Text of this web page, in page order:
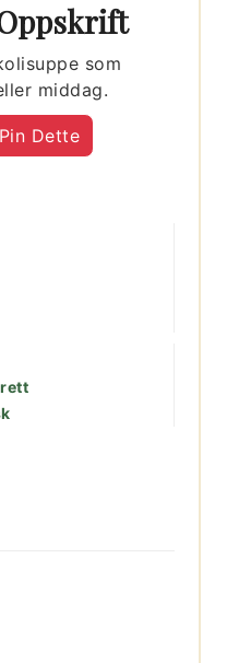
som
middag.
Pin Dette